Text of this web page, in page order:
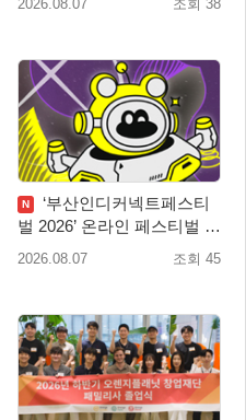
2026.08.07 조회 38
N
‘부산인디커넥트페스티
벌 2026’ 온라인 페스티벌 개
막
2026.08.07 조회 45